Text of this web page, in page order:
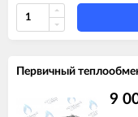
Первичный
9